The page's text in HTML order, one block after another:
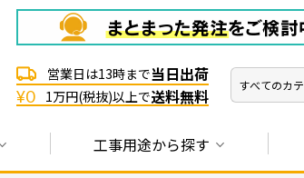
営業日は13時まで当日出荷
¥0 1万円(税抜)以上で送料無料
工事用途から探す